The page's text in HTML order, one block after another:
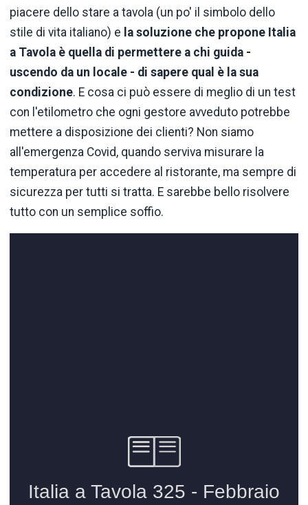
piacere dello stare a tavola (un po' il simbolo dello
stile di vita italiano) e la soluzione che propone Italia
a Tavola è quella di permettere a chi guida -
uscendo da un locale - di sapere qual è la sua
condizione. E cosa ci può essere di meglio di un test
con l'etilometro che ogni gestore avveduto potrebbe
mettere a disposizione dei clienti? Non siamo
all'emergenza Covid, quando serviva misurare la
temperatura per accedere al ristorante, ma sempre di
sicurezza per tutti si tratta. E sarebbe bello risolvere
tutto con un semplice soffio.